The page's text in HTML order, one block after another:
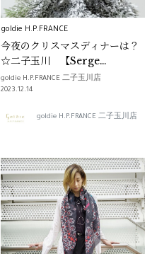
goldie H.P.FRANCE
今夜のクリスマスディナーは？
☆二子玉川 【Serge
Thoraval セルジュ・トラヴァ
ル】
goldie H.P.FRANCE 二子玉川店
2023.12.14
goldie H.P.FRANCE 二子玉川店